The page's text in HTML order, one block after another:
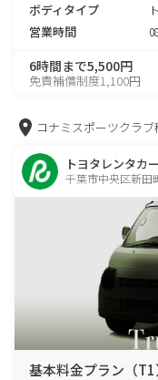
ボディタイプ
営業時間
6時間まで5,500円
免責補償制度1,100円
コナミスポーツクラブ
トヨタレンタカ
千葉市中央区新田
基本料金プラン（T1